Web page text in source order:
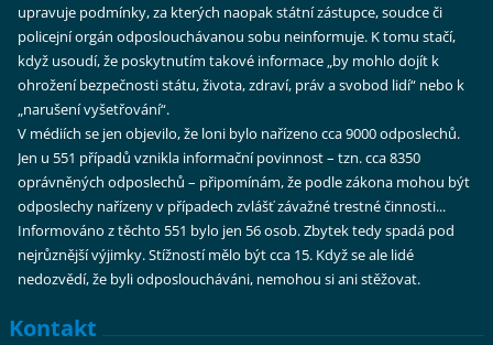
upravuje podmínky, za kterých naopak státní zástupce, soudce či
policejní orgán odposlouchávanou sobu neinformuje. K tomu stačí,
když usoudí, že poskytnutím takové informace „by mohlo dojít k
ohrožení bezpečnosti státu, života, zdraví, práv a svobod lidí“ nebo k
„narušení vyšetřování“.
V médiích se jen objevilo, že loni bylo nařízeno cca 9000 odposlechů.
Jen u 551 případů vznikla informační povinnost – tzn. cca 8350
oprávněných odposlechů – připomínám, že podle zákona mohou být
odposlechy nařízeny v případech zvlášť závažné trestné činnosti...
Informováno z těchto 551 bylo jen 56 osob. Zbytek tedy spadá pod
nejrůznější výjimky. Stížností mělo být cca 15. Když se ale lidé
nedozvědí, že byli odposloucháváni, nemohou si ani stěžovat.
Kontakt